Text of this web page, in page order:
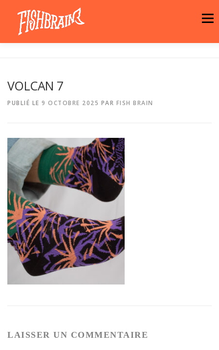
contenu
Menu
LA BOUTIQUE
VOLCAN 7
PUBLIÉ LE 9 OCTOBRE 2025 PAR FISH BRAIN
LAISSER UN COMMENTAIRE